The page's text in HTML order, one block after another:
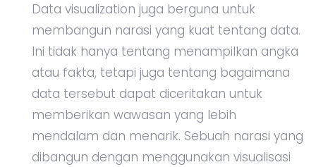
Data visualization juga berguna untuk
membangun narasi yang kuat tentang data.
Ini tidak hanya tentang menampilkan angka
atau fakta, tetapi juga tentang bagaimana
data tersebut dapat diceritakan untuk
memberikan wawasan yang lebih
mendalam dan menarik. Sebuah narasi yang
dibangun dengan menggunakan visualisasi